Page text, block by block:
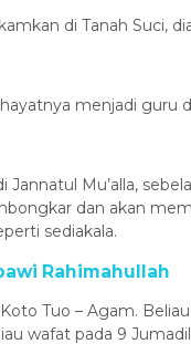
di Tanah Suci,
menjadi guru
Jannatul Mu’alla,
dan akan
sediakala.
Rahimahullah
Tuo – Agam.
wafat pada 9